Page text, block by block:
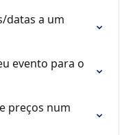
datas a um
evento para o
preços num